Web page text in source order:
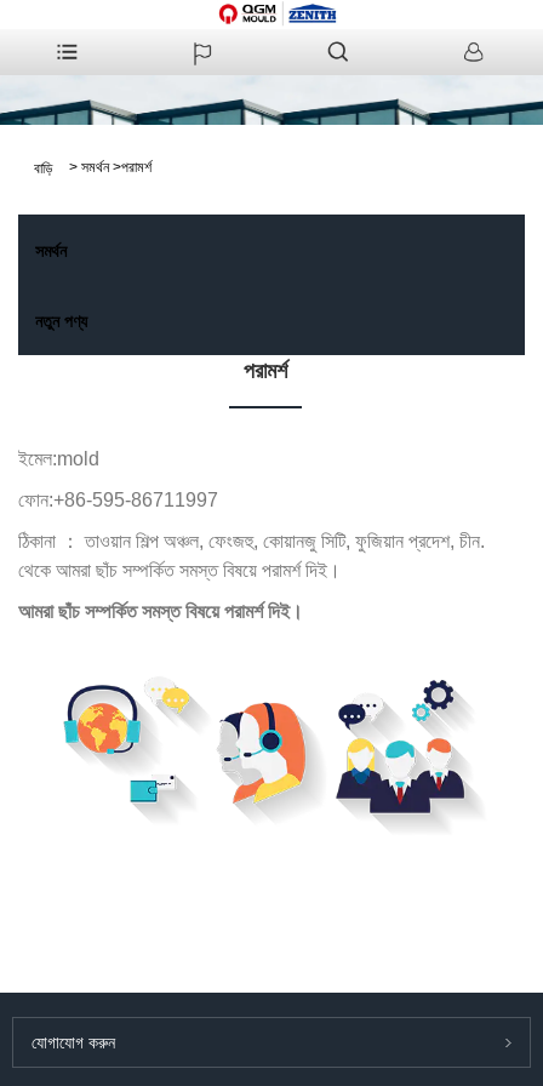
বাড়ি > সমর্থন >পরামর্শ
সমর্থন
নতুন পণ্য
পরামর্শ
ইমেল:mold
ফোন:+86-595-86711997
ঠিকানা ： তাওয়ান শিল্প অঞ্চল, ফেংজহু, কোয়ানজু সিটি, ফুজিয়ান প্রদেশ, চীন.
থেকে আমরা ছাঁচ সম্পর্কিত সমস্ত বিষয়ে পরামর্শ দিই।
আমরা ছাঁচ সম্পর্কিত সমস্ত বিষয়ে পরামর্শ দিই।
যোগাযোগ করুন